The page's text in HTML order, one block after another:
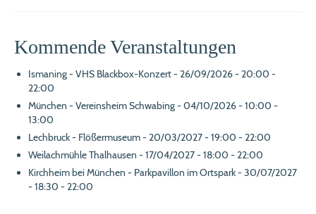
Kommende Veranstaltungen
Ismaning - VHS Blackbox-Konzert- 26/09/2026 - 20:00 -
22:00
München - Vereinsheim Schwabing- 04/10/2026 - 10:00 -
13:00
Lechbruck - Flößermuseum- 20/03/2027 - 19:00 - 22:00
Weilachmühle Thalhausen - 17/04/2027 - 18:00 - 22:00
Kirchheim bei München - Parkpavillon im Ortspark- 30/07/2027
- 18:30 - 22:00